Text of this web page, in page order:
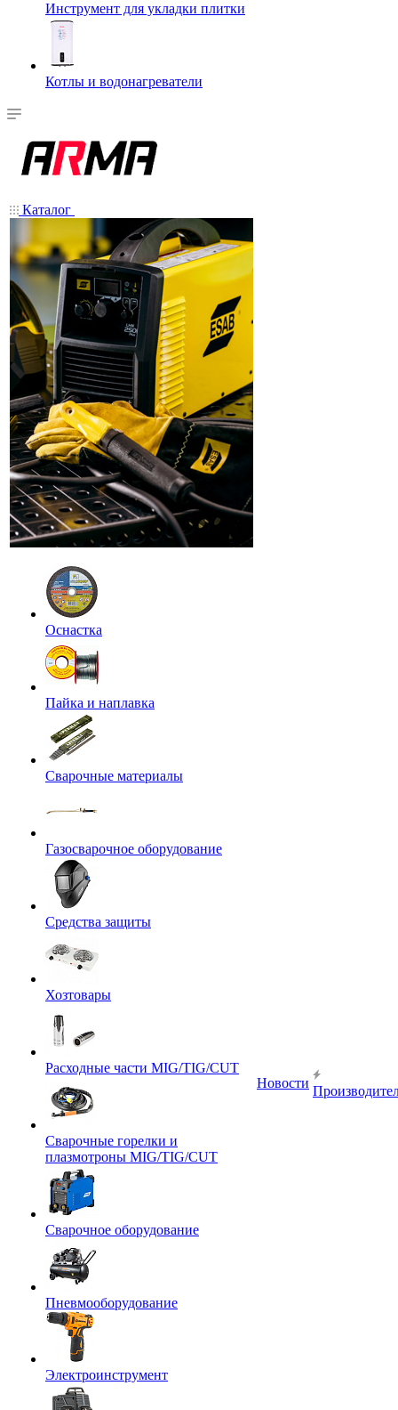
Инструмент для укладки плитки
Котлы и водонагреватели
Каталог
Оснастка
Пайка и наплавка
Сварочные материалы
Газосварочное оборудование
Средства защиты
Хозтовары
Расходные части MIG/TIG/CUT
Сварочные горелки и
плазмотроны MIG/TIG/CUT
Сварочное оборудование
Пневмооборудование
Электроинструмент
Новости